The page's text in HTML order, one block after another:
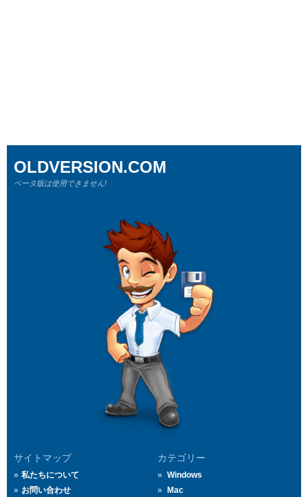
サイトマップ
私たちについて
お問い合わせ
カテゴリー
Windows
Mac
OLDVERSION.COM
ベータ版は使用できません!